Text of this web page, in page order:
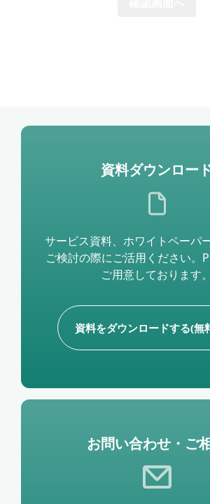
資料ダウンロー
サービス資料、ホワイトペーパ
ご検討の際にご活用ください。
ご用意しております。
資料をダウンロードする(無
お問い合わせ・ご